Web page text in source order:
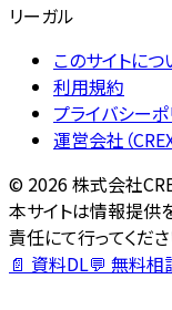
リーガル
このサイトにつ
利用規約
プライバシー
運営会社（CREX
© 2026株式会社
本サイトは情報提供
責任にて行ってくださ
📄 資料DL💬 無料相